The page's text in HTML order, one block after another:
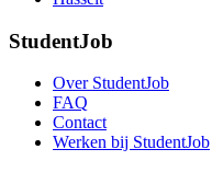
StudentJob
Over StudentJob
FAQ
Contact
Werken bij StudentJob